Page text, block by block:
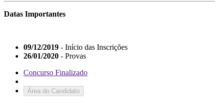
Datas Importantes
09/12/2019 - Início das Inscrições
26/01/2020 - Provas
Concurso Finalizado
Área do Candidato